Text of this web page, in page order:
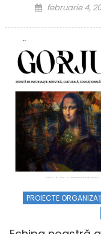
Posted on
februarie 4,
PROIECTE